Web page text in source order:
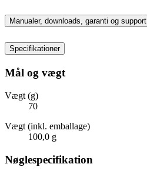
Manualer, downloads, garanti og support
Specifikationer
Mål og vægt
Vægt (g)
70
Vægt (inkl. emballage)
100,0 g
Nøglespecifikation